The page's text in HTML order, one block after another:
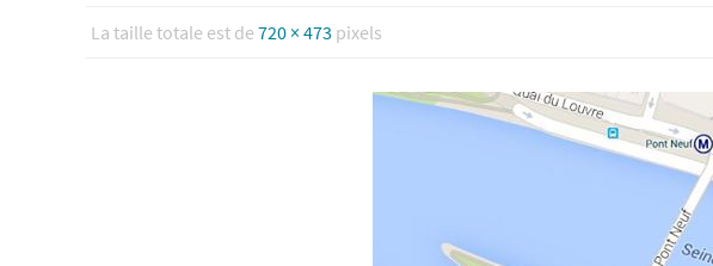
La taille totale est de 720 × 473 pixels